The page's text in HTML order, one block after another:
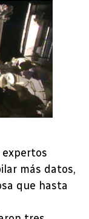
más datos,
que hasta